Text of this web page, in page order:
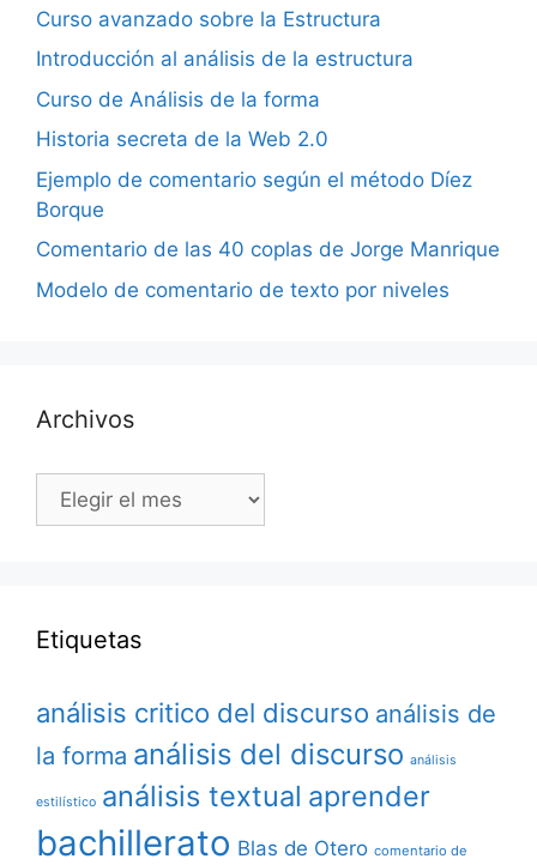
Curso avanzado sobre la Estructura
Introducción al análisis de la estructura
Curso de Análisis de la forma
Historia secreta de la Web 2.0
Ejemplo de comentario según el método Díez
Borque
Comentario de las 40 coplas de Jorge Manrique
Modelo de comentario de texto por niveles
Archivos
Archivos
Etiquetas
análisis critico del discurso análisis de
la forma análisis del discurso análisis
estilístico análisis textual aprender
bachillerato Blas de Otero comentario de